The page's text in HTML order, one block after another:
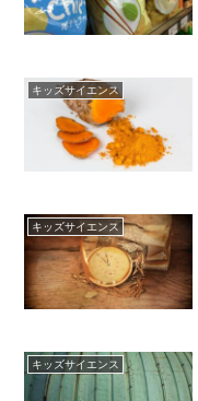
キッズサイエンス
キッズサイエンス
キッズサイエンス